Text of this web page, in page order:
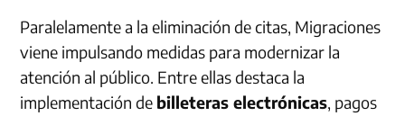
Paralelamente a la eliminación de citas, Migraciones
viene impulsando medidas para modernizar la
atención al público. Entre ellas destaca la
implementación de billeteras electrónicas, pagos